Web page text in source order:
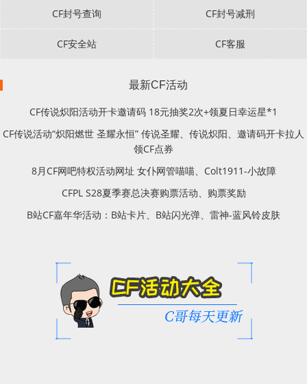
CF封号查询 CF封号减刑
CF安全站 CF客服
最新CF活动
CF传说炽阳活动开卡邀请码 18元抽奖2次+领夏日幸运星*1
CF传说活动“炽阳燃世 圣耀永恒” 传说圣耀、传说炽阳、邀请码开卡拉人
领CF点券
8月CF网吧特权活动网址 女仆网管喵喵、Colt1911-小故障
CFPL S28夏季赛总决赛购票活动、购票奖励
B站CF嘉年华活动：B站卡片、B站闪光弹、雷神-蓝风铃皮肤